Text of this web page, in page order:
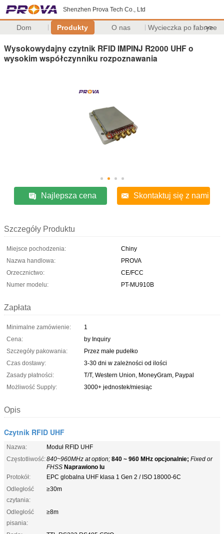
Shenzhen Prova Tech Co., Ltd
Dom Produkty O nas Wycieczka po fabryce
>>
Wysokowydajny czytnik RFID IMPINJ R2000 UHF o
wysokim współczynniku rozpoznawania
Najlepsza cena Skontaktuj się z nami
Szczegóły Produktu
Miejsce pochodzenia:
Chiny
Nazwa handlowa:
PROVA
Orzecznictwo:
CE/FCC
Numer modelu:
PT-MU910B
Zapłata
Minimalne zamówienie:
1
Cena:
by Inquiry
Szczegóły pakowania:
Przez małe pudełko
Czas dostawy:
3-30 dni w zależności od ilości
Zasady płatności:
T/T, Western Union, MoneyGram, Paypal
Możliwość Supply:
3000+ jednostek/miesiąc
Opis
Czytnik RFID UHF
Nazwa:
Moduł RFID UHF
Częstotliwość:840~960MHz at option; 840 ~ 960 MHz opcjonalnie; Fixed or
FHSS Naprawiono lu
Protokół:
EPC globalna UHF klasa 1 Gen 2 / ISO 18000-6C
Odległość
czytania:
≥30m
Odległość
pisania:
≥8m